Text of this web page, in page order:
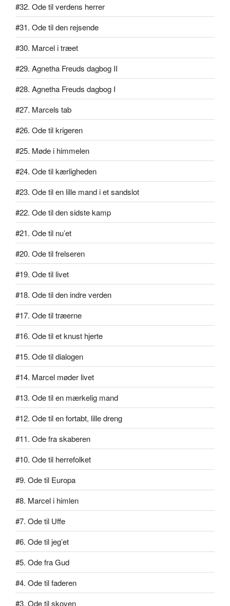
#32. Ode til verdens herrer
#31. Ode til den rejsende
#30. Marcel i træet
#29. Agnetha Freuds dagbog II
#28. Agnetha Freuds dagbog I
#27. Marcels tab
#26. Ode til krigeren
#25. Møde i himmelen
#24. Ode til kærligheden
#23. Ode til en lille mand i et sandslot
#22. Ode til den sidste kamp
#21. Ode til nu’et
#20. Ode til frelseren
#19. Ode til livet
#18. Ode til den indre verden
#17. Ode til træerne
#16. Ode til et knust hjerte
#15. Ode til dialogen
#14. Marcel møder livet
#13. Ode til en mærkelig mand
#12. Ode til en fortabt, lille dreng
#11. Ode fra skaberen
#10. Ode til herrefolket
#9. Ode til Europa
#8. Marcel i himlen
#7. Ode til Uffe
#6. Ode til jeg’et
#5. Ode fra Gud
#4. Ode til faderen
#3. Ode til skoven